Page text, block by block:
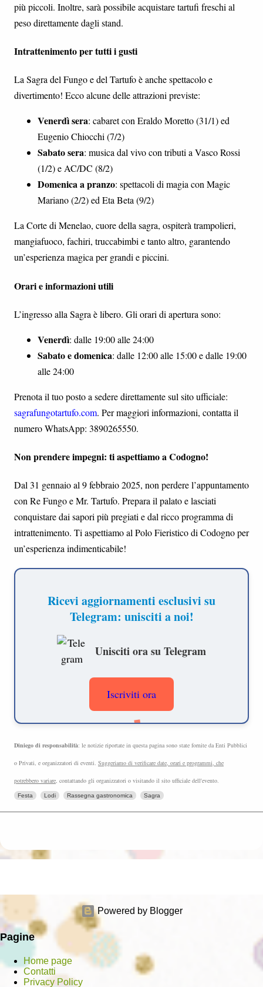
più piccoli. Inoltre, sarà possibile acquistare tartufi freschi al
peso direttamente dagli stand.
Intrattenimento per tutti i gusti
La Sagra del Fungo e del Tartufo è anche spettacolo e
divertimento! Ecco alcune delle attrazioni previste:
Venerdì sera: cabaret con Eraldo Moretto (31/1) ed
Eugenio Chiocchi (7/2)
Sabato sera: musica dal vivo con tributi a Vasco Rossi
(1/2) e AC/DC (8/2)
Domenica a pranzo: spettacoli di magia con Magic
Mariano (2/2) ed Eta Beta (9/2)
La Corte di Menelao, cuore della sagra, ospiterà trampolieri,
mangiafuoco, fachiri, truccabimbi e tanto altro, garantendo
un’esperienza magica per grandi e piccini.
Orari e informazioni utili
L’ingresso alla Sagra è libero. Gli orari di apertura sono:
Venerdì: dalle 19:00 alle 24:00
Sabato e domenica: dalle 12:00 alle 15:00 e dalle 19:00
alle 24:00
Prenota il tuo posto a sedere direttamente sul sito ufficiale:
sagrafungotartufo.com. Per maggiori informazioni, contatta il
numero WhatsApp: 3890265550.
Non prendere impegni: ti aspettiamo a Codogno!
Dal 31 gennaio al 9 febbraio 2025, non perdere l’appuntamento
con Re Fungo e Mr. Tartufo. Prepara il palato e lasciati
conquistare dai sapori più pregiati e dal ricco programma di
intrattenimento. Ti aspettiamo al Polo Fieristico di Codogno per
un’esperienza indimenticabile!
Ricevi aggiornamenti esclusivi su
Telegram: unisciti a noi!
Unisciti ora su Telegram
Iscriviti ora
Diniego di responsabilità: le notizie riportate in questa pagina sono state fornite da Enti Pubblici
o Privati, e organizzatori di eventi. Suggeriamo di verificare date, orari e programmi, che
potrebbero variare, contattando gli organizzatori o visitando il sito ufficiale dell'evento.
Festa Lodi Rassegna gastronomica Sagra
Powered by Blogger
Pagine
Home page
Contatti
Privacy Policy